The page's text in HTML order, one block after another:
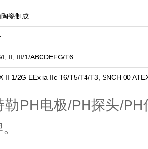
陶瓷制成
I, II, III/1/ABCDEFG/T6
II 1/2G EEx ia IIc T6/T5/T4/T3, SNCH 00
勒PH电极/PH探头/